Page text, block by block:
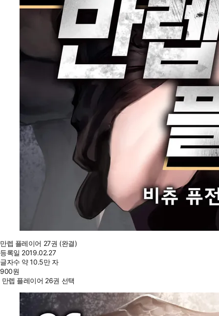
만렙 플레이어 27권 (완결)
등록일 2019.02.27
글자수 약 10.5만 자
900원
만렙 플레이어 26권 선택